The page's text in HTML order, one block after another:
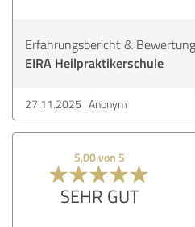
Erfahrungsbericht &
EIRA Heilpraktikerschule
27.11.2025 Anonym
5,00 von 5
SEHR GUT